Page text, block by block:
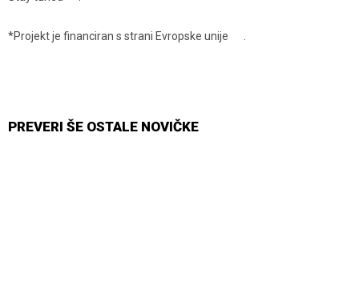
*Projekt je financiran s strani Evropske unije
PREVERI ŠE OSTALE NOVIČKE